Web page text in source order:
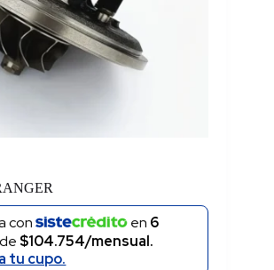
con en 6
$104.754/mensual.
tu cupo.